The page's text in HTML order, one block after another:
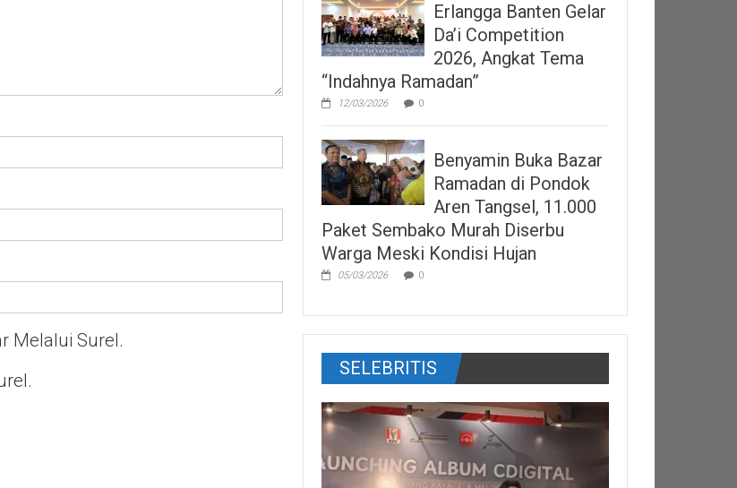
Melalui Surel.
Erlangga Banten Gelar
Da’i Competition
2026, Angkat Tema
“Indahnya Ramadan”
12/03/2026 0
Benyamin Buka Bazar
Ramadan di Pondok
Aren Tangsel, 11.000
Paket Sembako Murah Diserbu
Warga Meski Kondisi Hujan
05/03/2026 0
SELEBRITIS